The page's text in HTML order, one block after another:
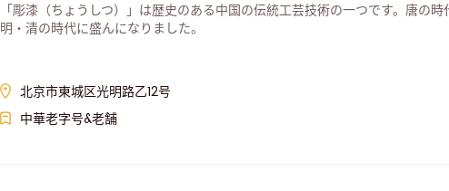
「彫漆（ちょうしつ）」は歴史のある中国の伝統工芸技術の一つです。唐の
明・清の時代に盛んになりました。
北京市東城区光明路乙12号
中華老字号&老舗